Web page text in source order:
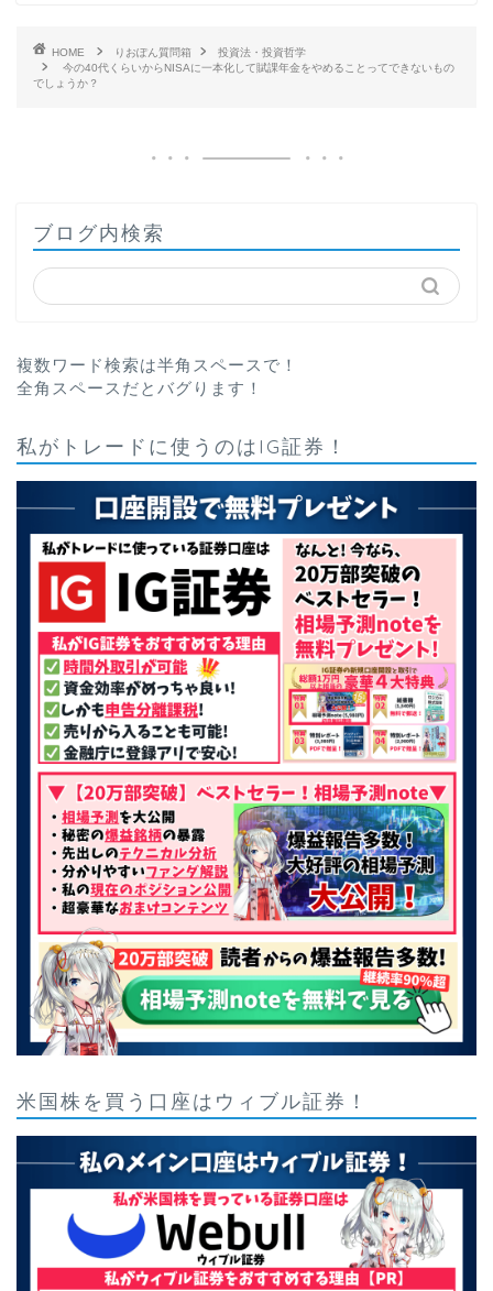
HOME りおぽん質問箱
投資法・投資哲学
今の40代くらいからNISAに一本化して賦課年金をやめることってできないもの
でしょうか？
ブログ内検索
複数ワード検索は半角スペースで！
全角スペースだとバグります！
私がトレードに使うのはIG証券！
米国株を買う口座はウィブル証券！